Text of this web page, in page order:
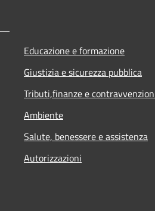
Educazione e formazione
Giustizia e sicurezza pubblica
Tributi,finanze e
Ambiente
Salute, benessere e assistenza
Autorizzazioni